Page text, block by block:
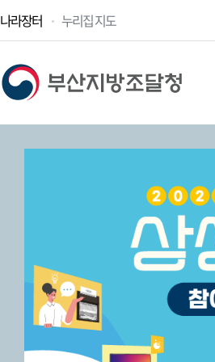
나라장터 누리집 지도